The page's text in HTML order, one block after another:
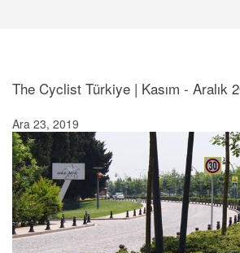
The Cyclist Türkiye | Kasım - Aralık
Ara 23, 2019